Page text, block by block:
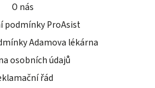
O nás
podmínky ProAsist
Adamova lékárna
osobních údajů
řád